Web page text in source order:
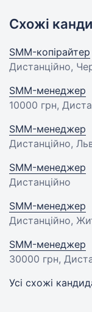
Схожі
SMM-копірайтер
Дистанційно,
SMM-менеджер
10000 грн,
SMM-менеджер
Дистанційно,
SMM-менеджер
Дистанційно
SMM-менеджер
Дистанційно,
SMM-менеджер
30000 грн,
Усі схожі